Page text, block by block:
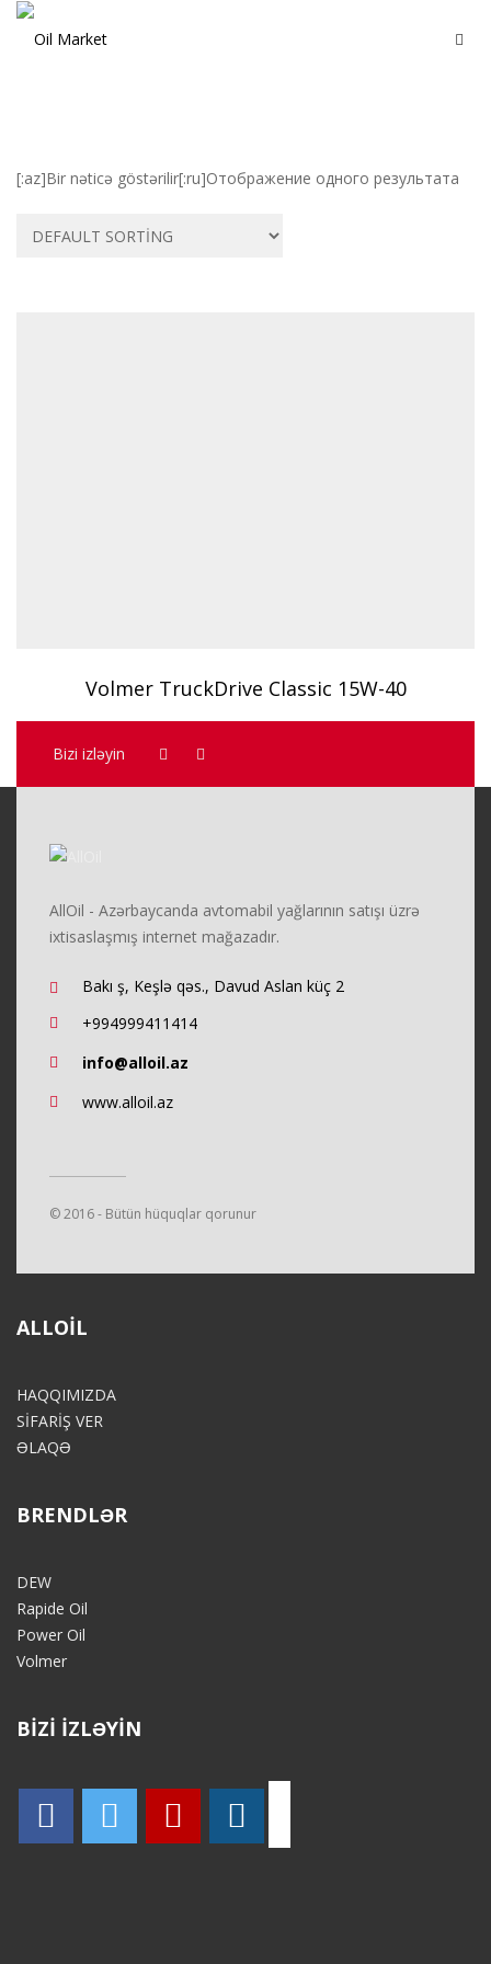
[:az]Bir nəticə göstərilir[:ru]Отображение одного результата
Volmer TruckDrive Classic 15W-40
Bizi izləyin
AllOil - Azərbaycanda avtomabil yağlarının satışı üzrə
ixtisaslaşmış internet mağazadır.
Bakı ş, Keşlə qəs., Davud Aslan küç 2
+994999411414
info@alloil.az
www.alloil.az
© 2016 - Bütün hüquqlar qorunur
ALLOIL
HAQQIMIZDA
SİFARİŞ VER
ƏLAQƏ
BRENDLƏR
DEW
Rapide Oil
Power Oil
Volmer
BİZİ İZLƏYİN